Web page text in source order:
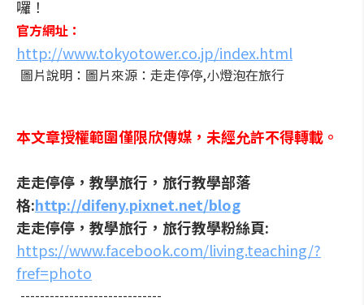
囉！
官方網址：
http://www.tokyotower.co.jp/index.html
圖片說明：圖片來源：走走停停,小燈泡在旅行
本文章授權範圍僅限欣傳媒，未經允許不得轉載。
走走停停，教學旅行，旅行教學部落
格:http://difeny.pixnet.net/blog
走走停停，教學旅行，旅行教學粉絲頁:
https://www.facebook.com/living.teaching/?
fref=photo
-----------------------------